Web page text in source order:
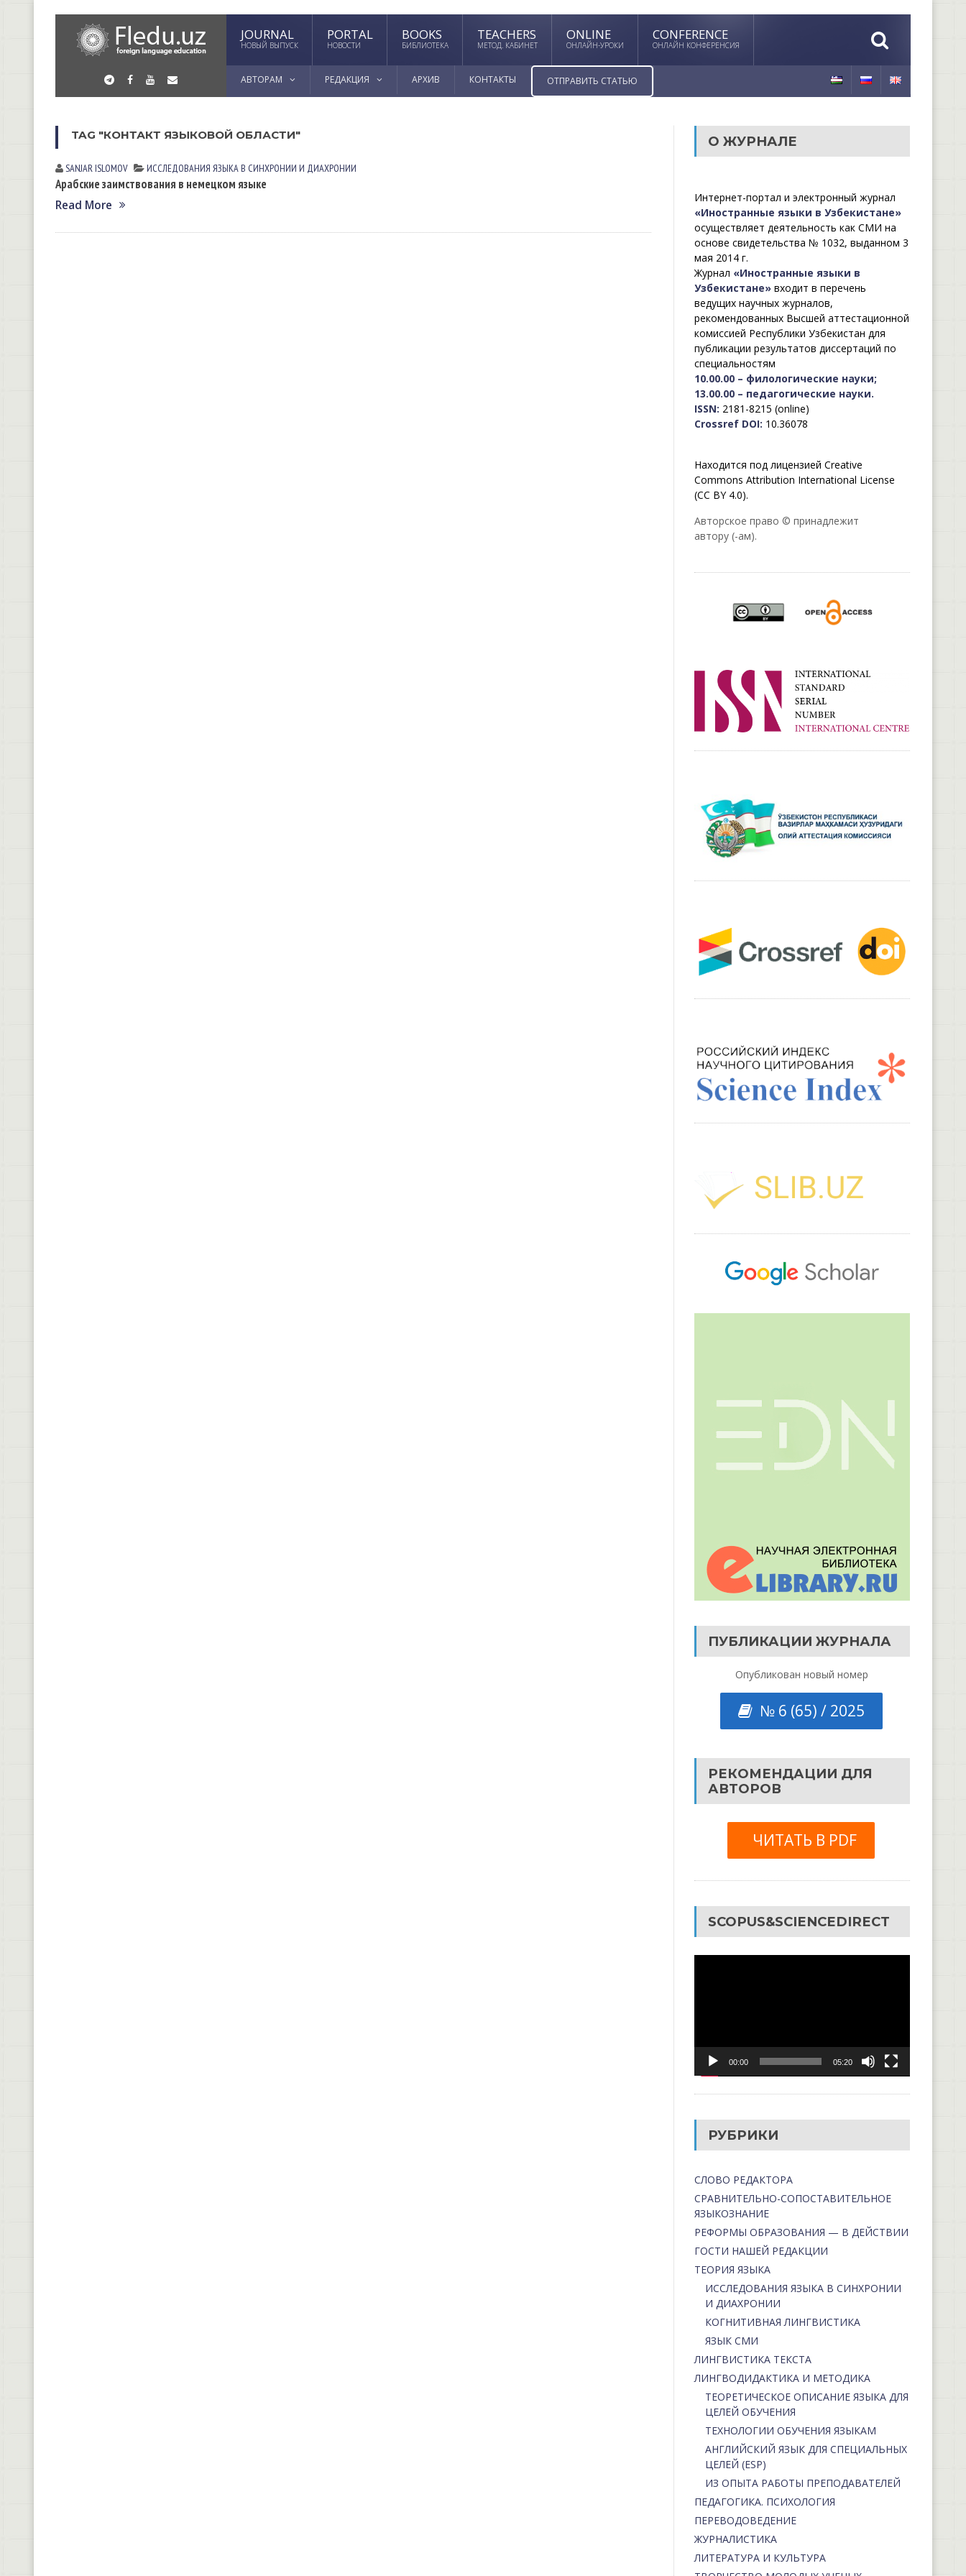
JOURNAL
НОВЫЙ ВЫПУСК
PORTAL
НОВОСТИ
BOOKS
БИБЛИОТЕКА
TEACHERS
МЕТОД. КАБИНЕТ
ONLINE
ОНЛАЙН-УРОКИ
CONFERENCE
ОНЛАЙН КОНФЕРЕНСИЯ
АВТОРАМ РЕДАКЦИЯ АРХИВ КОНТАКТЫ ОТПРАВИТЬ СТАТЬЮ
TAG "КОНТАКТ ЯЗЫКОВОЙ ОБЛАСТИ"
SANJAR ISLOMOV ИССЛЕДОВАНИЯ ЯЗЫКА В СИНХРОНИИ И ДИАХРОНИИ
Арабские заимствования в немецком языке
Read More
О ЖУРНАЛЕ
Интернет-портал и электронный журнал
«Иностранные языки в Узбекистане»
осуществляет деятельность как СМИ на
основе свидетельства № 1032, выданном 3
мая 2014 г.
Журнал «Иностранные языки в
Узбекистане»входит в перечень
ведущих научных журналов,
рекомендованных Высшей аттестационной
комиссией Республики Узбекистан для
публикации результатов диссертаций по
специальностям
10.00.00 – филологические науки;
13.00.00 – педагогические науки.
ISSN: 2181-8215 (online)
Crossref DOI: 10.36078
Находится под лицензией Creative
Commons Attribution International License
(CC BY 4.0).
Авторское право © принадлежит
автору (-ам).
ПУБЛИКАЦИИ ЖУРНАЛА
Опубликован новый номер
№ 6 (65) / 2025
РЕКОМЕНДАЦИИ ДЛЯ
АВТОРОВ
ЧИТАТЬ В PDF
SCOPUS&SCIENCEDIRECT
00:00 05:20
РУБРИКИ
СЛОВО РЕДАКТОРА
СРАВНИТЕЛЬНО-СОПОСТАВИТЕЛЬНОЕ
ЯЗЫКОЗНАНИЕ
РЕФОРМЫ ОБРАЗОВАНИЯ — В ДЕЙСТВИИ
ГОСТИ НАШЕЙ РЕДАКЦИИ
ТЕОРИЯ ЯЗЫКА
ИССЛЕДОВАНИЯ ЯЗЫКА В СИНХРОНИИ
И ДИАХРОНИИ
КОГНИТИВНАЯ ЛИНГВИСТИКА
ЯЗЫК СМИ
ЛИНГВИСТИКА ТЕКСТА
ЛИНГВОДИДАКТИКА И МЕТОДИКА
ТЕОРЕТИЧЕСКОЕ ОПИСАНИЕ ЯЗЫКА ДЛЯ
ЦЕЛЕЙ ОБУЧЕНИЯ
ТЕХНОЛОГИИ ОБУЧЕНИЯ ЯЗЫКАМ
АНГЛИЙСКИЙ ЯЗЫК ДЛЯ СПЕЦИАЛЬНЫХ
ЦЕЛЕЙ (ESP)
ИЗ ОПЫТА РАБОТЫ ПРЕПОДАВАТЕЛЕЙ
ПЕДАГОГИКА. ПСИХОЛОГИЯ
ПЕРЕВОДОВЕДЕНИЕ
ЖУРНАЛИСТИКА
ЛИТЕРАТУРА И КУЛЬТУРА